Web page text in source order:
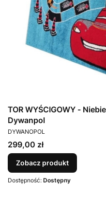
TOR WYŚCIGOWY -
Dywanpol
PRODUCENT
DYWANOPOL
Cena
299,00 zł
Zobacz produkt
Dostępność: Dostępny